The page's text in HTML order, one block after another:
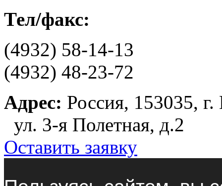
Тел/факс:
(4932) 58-14-13
(4932) 48-23-72
Адрес: Россия, 153035,
ул. 3-я Полетная, д.2
Оставить заявку